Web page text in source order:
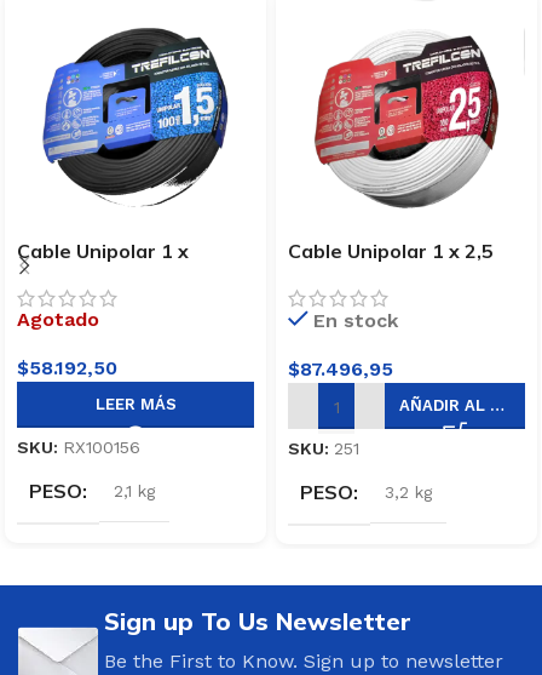
Cable Unipolar 1 x
1,5mm x 100m Negro
Trefilcon
Agotado
$58.192,50
LEER MÁS
SKU: RX100156
PESO 2,1 kg
Cable Unipolar 1 x 2,5
Trefilcon
En stock
$87.496,95
AÑADIR AL CARRITO
SKU: 251
PESO 3,2 kg
Sign up To Us Newsletter
Be the First to Know. Sign up to newsletter